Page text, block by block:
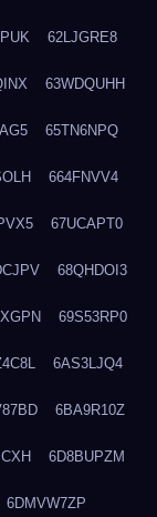
62LJGRE8
63WDQUHH
65TN6NPQ
664FNVV4
67UCAPT0
68QHDOI3
69S53RP0
6AS3LJQ4
6BA9R10Z
6D8BUPZM
6DMVW7ZP